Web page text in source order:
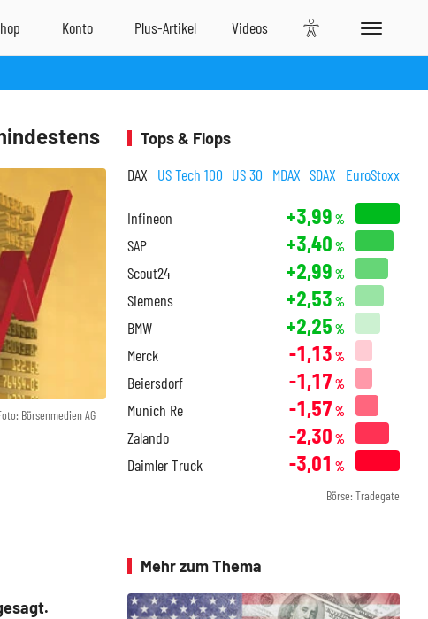
Börsenmedien AG
Tops & Flops
DAX US Tech 100 US 30 MDAX SDAX EuroStoxx
Infineon +3,99 %
SAP +3,40 %
Scout24 +2,99 %
Siemens +2,53 %
BMW +2,25 %
Merck -1,13 %
Beiersdorf -1,17 %
Munich Re -1,57 %
Zalando -2,30 %
Daimler Truck -3,01 %
Börse: Tradegate
Mehr zum Thema